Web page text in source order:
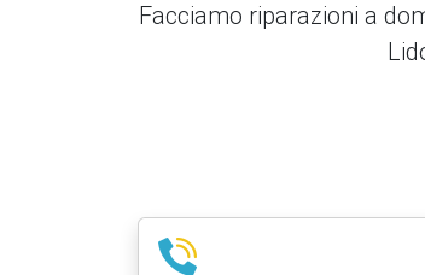
Facciamo riparazioni a